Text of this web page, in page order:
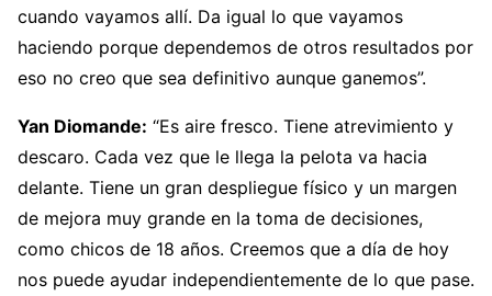
cuando vayamos allí. Da igual lo que vayamos
haciendo porque dependemos de otros resultados por
eso no creo que sea definitivo aunque ganemos”.
Yan Diomande: “Es aire fresco. Tiene atrevimiento y
descaro. Cada vez que le llega la pelota va hacia
delante. Tiene un gran despliegue físico y un margen
de mejora muy grande en la toma de decisiones,
como chicos de 18 años. Creemos que a día de hoy
nos puede ayudar independientemente de lo que pase.